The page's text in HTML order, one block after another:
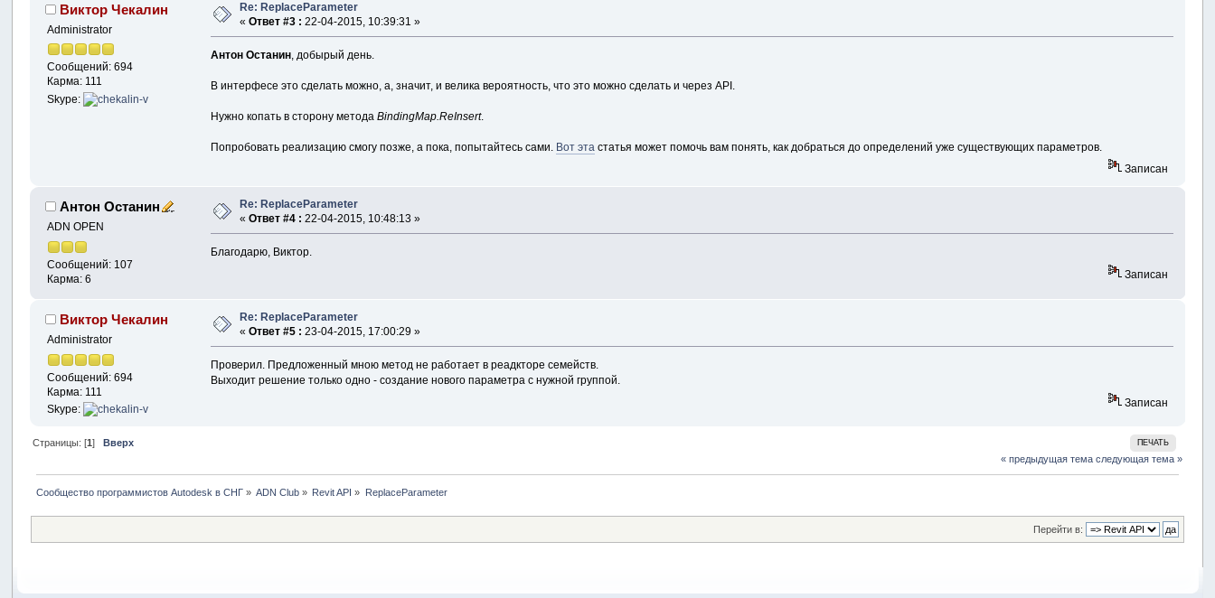
Виктор Чекалин
Administrator
Сообщений: 694
Карма: 111
Skype:
Re: ReplaceParameter
«Ответ #3 : 22-04-2015, 10:39:31 »
Антон Останин, добырый день.
В интерфесе это сделать можно, а, значит, и велика вероятность, что это можно сделать и через API.
Нужно копать в сторону методаBindingMap.ReInsert.
Попробовать реализацию смогу позже, а пока, попытайтесь сами. Вот эта статья может помочь вам понять, как добраться до определений уже существующих параметров.
Записан
Антон Останин
ADN OPEN
Сообщений: 107
Карма: 6
Re: ReplaceParameter
«Ответ #4 : 22-04-2015, 10:48:13 »
Благодарю, Виктор.
Записан
Виктор Чекалин
Administrator
Сообщений: 694
Карма: 111
Skype:
Re: ReplaceParameter
«Ответ #5 : 23-04-2015, 17:00:29 »
Проверил. Предложенный мною метод не работает в реадкторе семейств.
Выходит решение только одно - создание нового параметра с нужной группой.
Записан
ПЕЧАТЬ
Страницы: [1 ]
Вверх
« предыдущая тема следующая тема »
Сообщество программистов Autodesk в СНГ» ADN Club » Revit API » ReplaceParameter
Перейти в: